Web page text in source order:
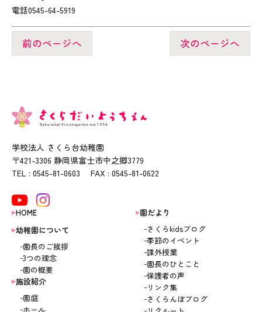
電話0545-64-5919
前のページへ 次のページへ
学校法人 さくら台幼稚園
〒421-3306 静岡県富士市中之郷3779
TEL : 0545-81-0603 FAX : 0545-81-0622
HOME
幼稚園について
園長のご挨拶
3つの理念
園の概要
施設紹介
園庭
ホール
園だより
さくらkidsブログ
季節のイベント
課外授業
園長のひとこと
保護者の声
リンク集
さくらんぼブログ